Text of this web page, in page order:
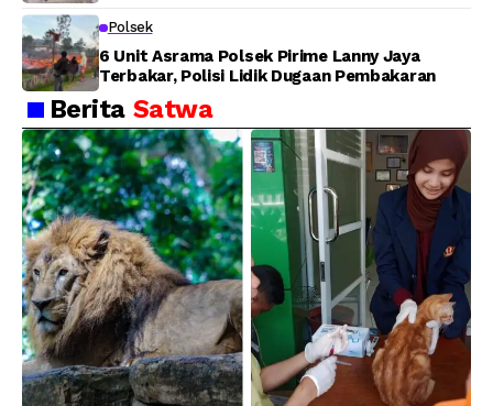
Polsek
6 Unit Asrama Polsek Pirime Lanny Jaya
Terbakar, Polisi Lidik Dugaan Pembakaran
Berita Satwa